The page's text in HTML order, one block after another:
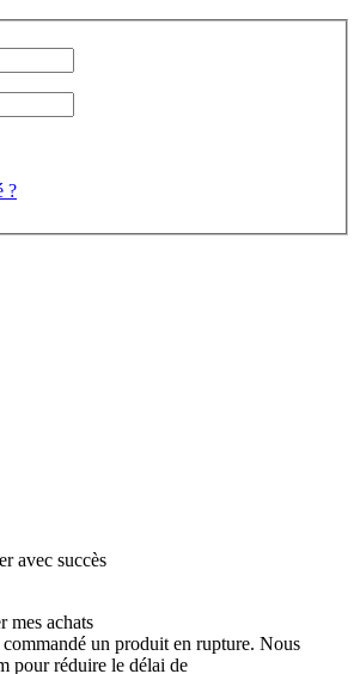
?
avec succès
mes achats
un produit en rupture. Nous
pour réduire le délai de